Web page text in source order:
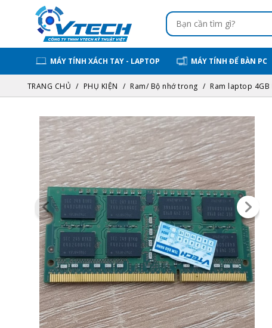
MÁY TÍNH XÁCH TAY - LAPTOP MÁY TÍNH ĐỂ BÀN PC
TRANG CHỦ PHỤ KIỆN Ram/ Bộ nhớ trong Ram laptop 4GB